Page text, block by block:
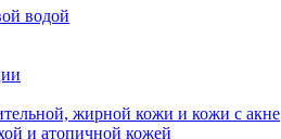
водой
жирной кожи и кожи с акне
и атопичной кожей